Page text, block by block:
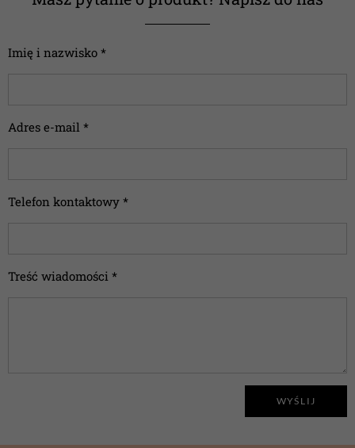
Imię i nazwisko *
Adres e-mail *
Telefon kontaktowy *
Treść wiadomości *
WYŚLIJ